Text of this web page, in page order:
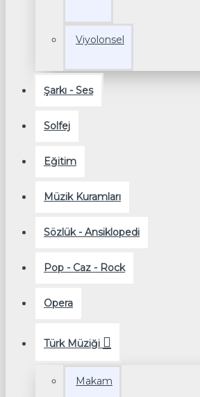
Viyolonsel
Şarkı - Ses
Solfej
Eğitim
Müzik Kuramları
Sözlük - Ansiklopedi
Pop - Caz - Rock
Opera
Türk Müziği
Makam